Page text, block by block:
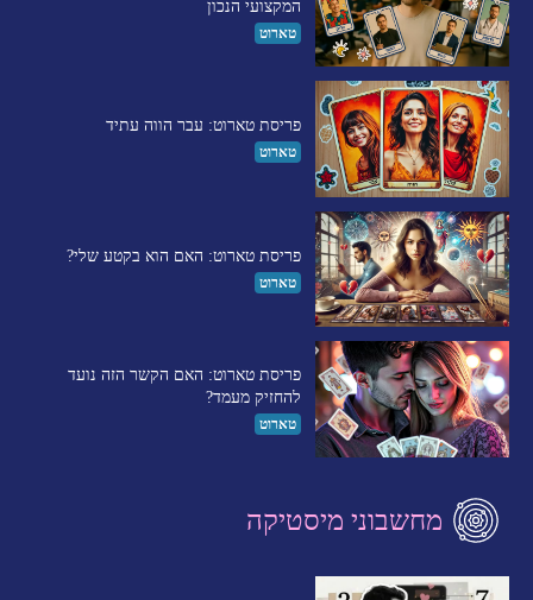
המקצועי הנכון
טארוט
פריסת טארוט: עבר הווה עתיד
טארוט
פריסת טארוט: האם הוא בקטע שלי?
טארוט
פריסת טארוט: האם הקשר הזה נועד
להחזיק מעמד?
טארוט
מחשבוני מיסטיקה